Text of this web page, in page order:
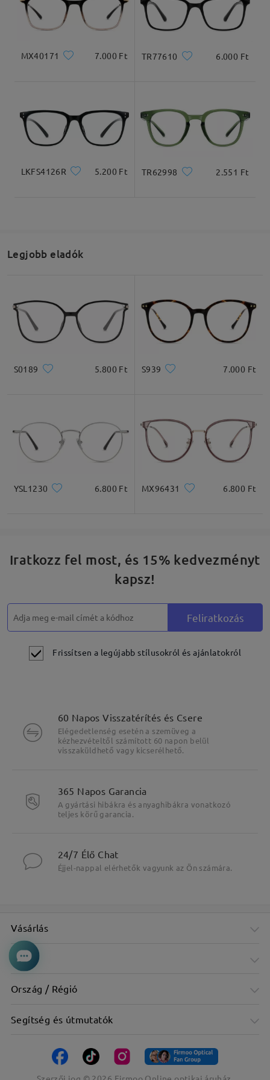
Arcforma:
Szögletes és kerek
Archossz:
20cm/7.8in
Arcszélesség:
22cm/8.6in
Teljes szélesség Szárhossz
Ajánlott arcformák
* Csak tájékoztató jellegű
Fő jellemzők kiemelése
Kiszállítva
MX40171 7.000 Ft TR77610 6.000 Ft
LKFS4126R 5.200 Ft TR62998 2.551 Ft
Legjobb eladók
S0189 5.800 Ft S939 7.000 Ft
YSL1230 6.800 Ft MX96431 6.800 Ft
Iratkozz fel most, és 15% kedvezményt
kapsz!
Feliratkozás
Frissítsen a legújabb stílusokról és ajánlatokról
60 Napos Visszatérítés és Csere
Elégedetlenség esetén a szemüveg a
kézhezvételtől számított 60 napon belül
visszaküldhető vagy kicserélhető.
365 Napos Garancia
A gyártási hibákra és anyaghibákra vonatkozó
teljes körű garancia.
24/7 Élő Chat
Éjjel-nappal elérhetők vagyunk az Ön számára.
Vásárlás
Cég
Ország / Régió
Segítség és útmutatók